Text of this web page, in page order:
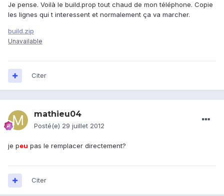
Je pense. Voilà le build.prop tout chaud de mon téléphone. Copie
les lignes qui t interessent et normalement ça va marcher.
build.zip
Unavailable
Citer
mathieu04
Posté(e) 29 juillet 2012
je peu pas le remplacer directement?
Citer